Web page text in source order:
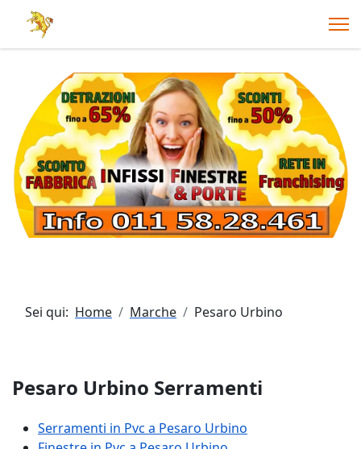
Sei qui: Home Marche Pesaro Urbino
Pesaro Urbino Serramenti
Serramenti in Pvc a Pesaro Urbino